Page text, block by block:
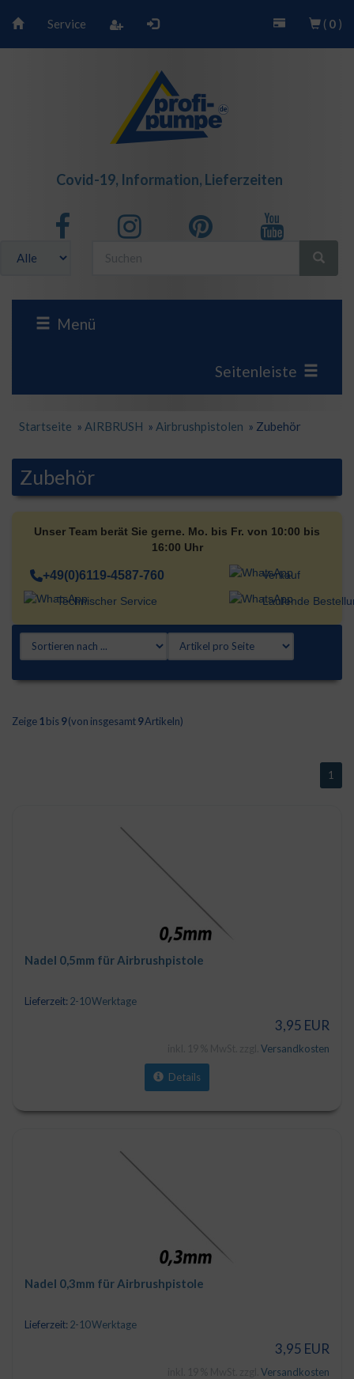
Service ( 0 )
Covid-19, Information, Lieferzeiten
Menü
Seitenleiste
Startseite » AIRBRUSH » Airbrushpistolen » Zubehör
Zubehör
Unser Team berät Sie gerne. Mo. bis Fr. von 10:00 bis
16:00 Uhr
+49(0)6119-4587-760 Verkauf
Technischer Service Laufende
Zeige1 bis9(von insgesamt9Artikeln)
1
Nadel 0,5mm für Airbrushpistole
Lieferzeit: 2-10 Werktage
3,95 EUR
Versandkosten
Details
Nadel 0,3mm für Airbrushpistole
Lieferzeit: 2-10 Werktage
3,95 EUR
Versandkosten